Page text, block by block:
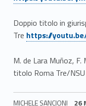
Doppio titolo in
Tre Link identifier #identifier__46383-7https://
M. de Lara Muñoz, F.
titolo Roma Tre/NSU
MICHELE SANCIONI 26